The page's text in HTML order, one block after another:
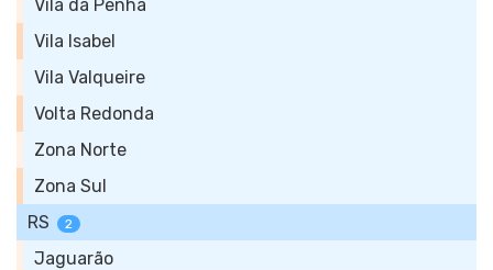
Vila da Penha
Vila Isabel
Vila Valqueire
Volta Redonda
Zona Norte
Zona Sul
RS
2
Jaguarão